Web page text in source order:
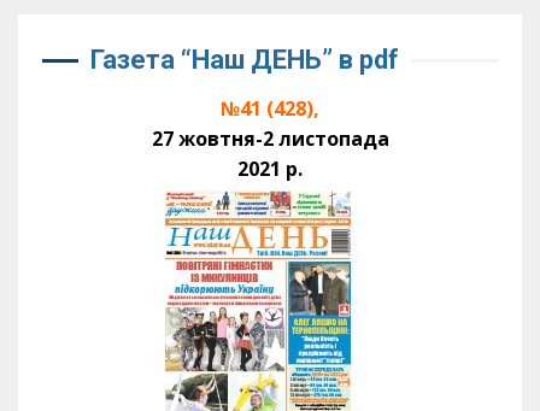
Газета “Наш ДЕНЬ” в pdf
№41 (428),
27 жовтня-2 листопада
2021 р.